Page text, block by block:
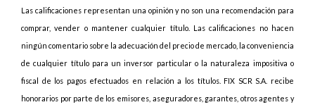
Las calificaciones representan una opinión y no son una recomendación para
comprar, vender o mantener cualquier título. Las calificaciones no hacen
ningún comentario sobre la adecuación del precio de mercado, la conveniencia
de cualquier título para un inversor particular o la naturaleza impositiva o
fiscal de los pagos efectuados en relación a los títulos. FIX SCR S.A. recibe
honorarios por parte de los emisores, aseguradores, garantes, otros agentes y